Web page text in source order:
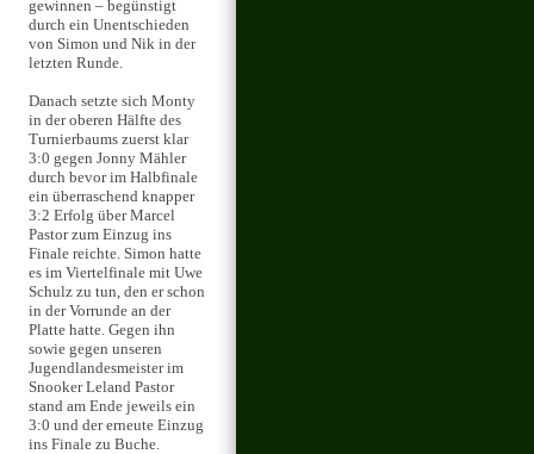
gewinnen – begünstigt
durch ein Unentschieden
von Simon und Nik in der
letzten Runde.
Danach setzte sich Monty
in der oberen Hälfte des
Turnierbaums zuerst klar
3:0 gegen Jonny Mähler
durch bevor im Halbfinale
ein überraschend knapper
3:2 Erfolg über Marcel
Pastor zum Einzug ins
Finale reichte. Simon hatte
es im Viertelfinale mit Uwe
Schulz zu tun, den er schon
in der Vorrunde an der
Platte hatte. Gegen ihn
sowie gegen unseren
Jugendlandesmeister im
Snooker Leland Pastor
stand am Ende jeweils ein
3:0 und der erneute Einzug
ins Finale zu Buche.